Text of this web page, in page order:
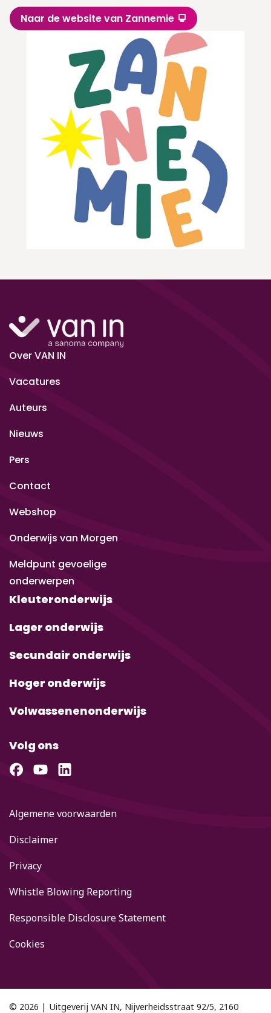
Naar de website van Zannemie
Over VAN IN
Vacatures
Auteurs
Nieuws
Pers
Contact
Webshop
Onderwijs van Morgen
Meldpunt gevoelige
onderwerpen
Kleuteronderwijs
Lager onderwijs
Secundair onderwijs
Hoger onderwijs
Volwassenenonderwijs
Volg ons
Algemene voorwaarden
Disclaimer
Privacy
Whistle Blowing Reporting
Responsible Disclosure Statement
Cookies
© 2026 | Uitgeverij VAN IN, Nijverheidsstraat 92/5, 2160